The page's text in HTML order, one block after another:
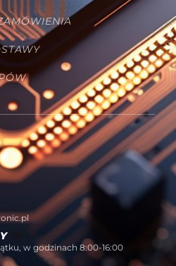
w godzinach 8:00-16:00